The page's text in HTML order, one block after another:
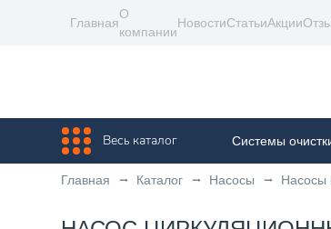
Главная
О
компании
НовостиСтатьиАкции
Весь каталог Системы
Главная Каталог Насосы Насосы